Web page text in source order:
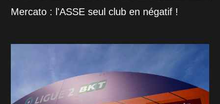
Mercato : l'ASSE seul club en négatif !